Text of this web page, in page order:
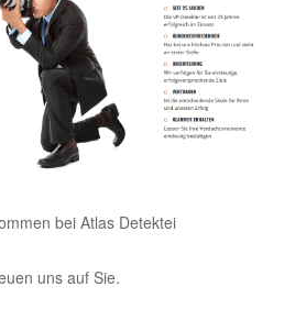
bei Atlas Detektei
uns auf Sie.